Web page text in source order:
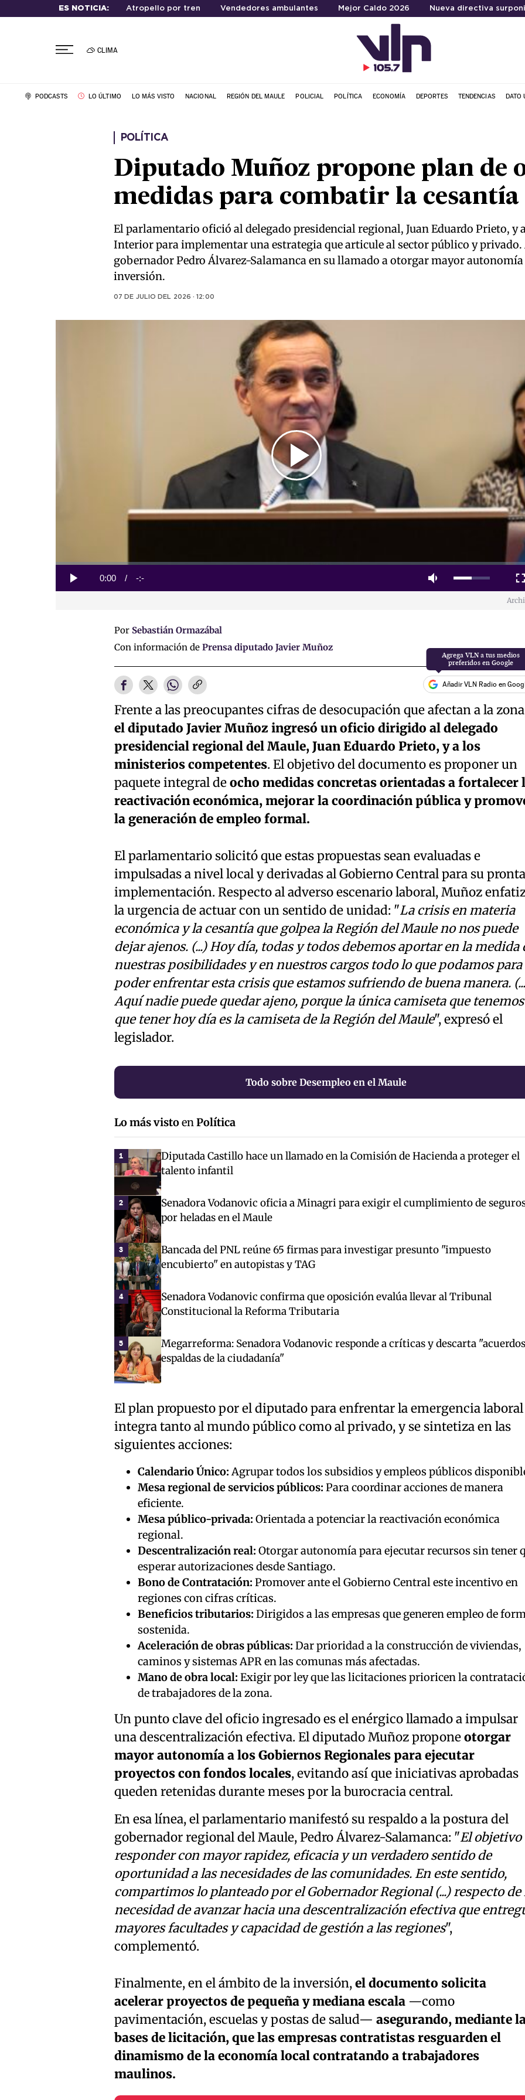
ES NOTICIA: Atropello por tren Vendedores ambulantes Mejor Caldo 2026 Nueva directiva
CLIMA
PODCASTS LO ÚLTIMO LO MÁS VISTO NACIONAL REGIÓN DEL MAULE POLICIAL POLÍTICA ECONOMÍA DEPORTES TENDENCIAS DATO
POLÍTICA
Diputado Muñoz propone plan de
medidas para combatir la cesantía
El parlamentario ofició al delegado presidencial regional, Juan Eduardo Prieto, y
Interior para implementar una estrategia que articule al sector público y privado.
gobernador Pedro Álvarez-Salamanca en su llamado a otorgar mayor autonomía
inversión.
07 DE JULIO DEL 2026 · 12:00
Play
Video
Play Mute
Current
0:00 / Duration
-:-
Loaded:
Por Sebastián Ormazábal
Con información de Prensa diputado Javier Muñoz
Añadir VLN Radio en
Frente a las preocupantes cifras de desocupación que afectan a la
el diputado Javier Muñoz ingresó un oficio dirigido al delegado
presidencial regional del Maule, Juan Eduardo Prieto, y a los
ministerios competentes. El objetivo del documento es proponer un
paquete integral deocho medidas concretas orientadas a fortalecer
reactivación económica, mejorar la coordinación pública y
la generación de empleo formal.
El parlamentario solicitó que estas propuestas sean evaluadas e
impulsadas a nivel local y derivadas al Gobierno Central para su pronta
implementación. Respecto al adverso escenario laboral, Muñoz
la urgencia de actuar con un sentido de unidad: "La crisis en materia
económica y la cesantía que golpea la Región del Maule no nos puede
dejar ajenos. (...) Hoy día, todas y todos debemos aportar en la medida
nuestras posibilidades y en nuestros cargos todo lo que podamos para
poder enfrentar esta crisis que estamos sufriendo de buena manera.
Aquí nadie puede quedar ajeno, porque la única camiseta que tenemos
que tener hoy día es la camiseta de la Región del Maule", expresó el
legislador.
Todo sobre Desempleo en el Maule
Lo más vistoenPolítica
1
Diputada Castillo hace un llamado en la Comisión de Hacienda a proteger el
talento infantil
2
Senadora Vodanovic oficia a Minagri para exigir el cumplimiento de
por heladas en el Maule
3
Bancada del PNL reúne 65 firmas para investigar presunto "impuesto
encubierto" en autopistas y TAG
4
Senadora Vodanovic confirma que oposición evalúa llevar al Tribunal
Constitucional la Reforma Tributaria
5
Megarreforma: Senadora Vodanovic responde a críticas y descarta
espaldas de la ciudadanía"
El plan propuesto por el diputado para enfrentar la emergencia laboral
integra tanto al mundo público como al privado, y se sintetiza en las
siguientes acciones:
Calendario Único:Agrupar todos los subsidios y empleos públicos
Mesa regional de servicios públicos: Para coordinar acciones de manera
eficiente.
Mesa público-privada: Orientada a potenciar la reactivación económica
regional.
Descentralización real: Otorgar autonomía para ejecutar recursos sin tener
esperar autorizaciones desde Santiago.
Bono de Contratación: Promover ante el Gobierno Central este incentivo en
regiones con cifras críticas.
Beneficios tributarios: Dirigidos a las empresas que generen empleo de
sostenida.
Aceleración de obras públicas: Dar prioridad a la construcción de viviendas,
caminos y sistemas APR en las comunas más afectadas.
Mano de obra local: Exigir por ley que las licitaciones prioricen la
de trabajadores de la zona.
Un punto clave del oficio ingresado es el enérgico llamado a impulsar
una descentralización efectiva. El diputado Muñoz proponeotorgar
mayor autonomía a los Gobiernos Regionales para ejecutar
proyectos con fondos locales, evitando así que iniciativas aprobadas
queden retenidas durante meses por la burocracia central.
En esa línea, el parlamentario manifestó su respaldo a la postura del
gobernador regional del Maule, Pedro Álvarez-Salamanca: "El objetivo
responder con mayor rapidez, eficacia y un verdadero sentido de
oportunidad a las necesidades de las comunidades. En este sentido,
compartimos lo planteado por el Gobernador Regional (...) respecto de
necesidad de avanzar hacia una descentralización efectiva que
mayores facultades y capacidad de gestión a las regiones",
complementó.
Finalmente, en el ámbito de la inversión,el documento solicita
acelerar proyectos de pequeña y mediana escala—como
pavimentación, escuelas y postas de salud— asegurando, mediante
bases de licitación, que las empresas contratistas resguarden el
dinamismo de la economía local contratando a trabajadores
maulinos.